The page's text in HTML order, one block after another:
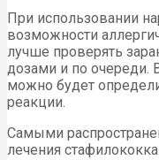
При использовании
возможности
лучше проверять
дозами и по очереди.
можно будет
реакции.
Самыми
лечения